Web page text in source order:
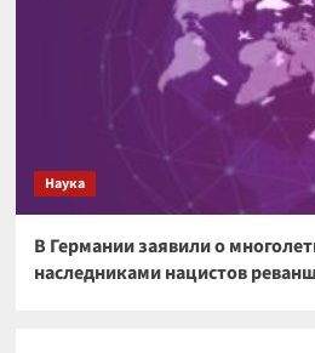
Наука
В Германии заявили о
наследниками нацистов